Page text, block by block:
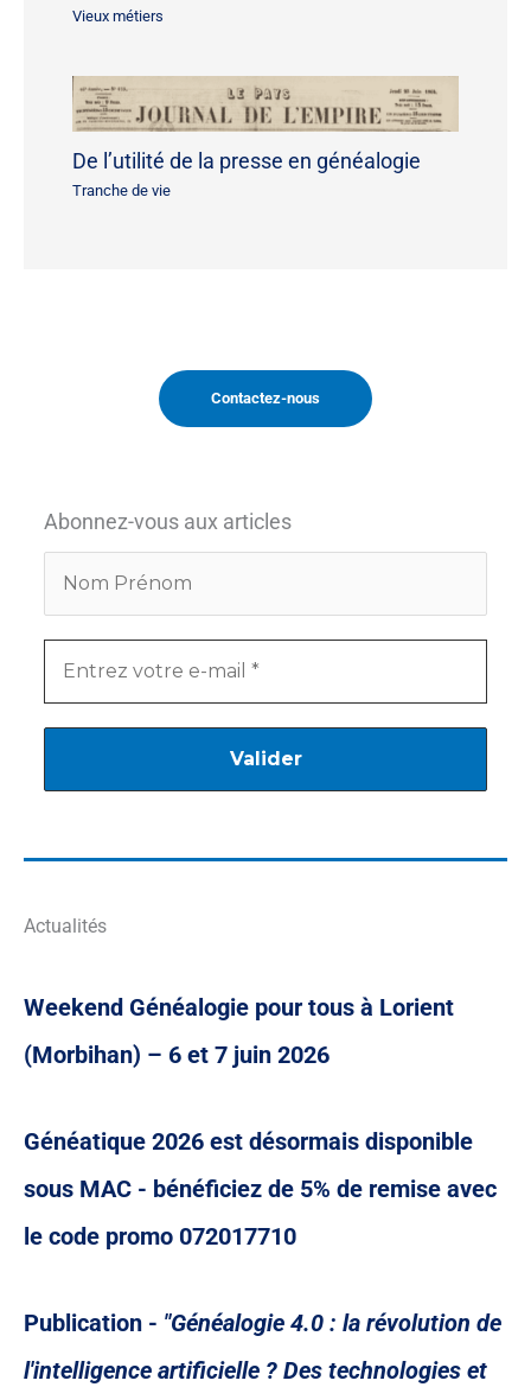
Vieux métiers
De l’utilité de la presse en généalogie
Tranche de vie
Contactez-nous
Abonnez-vous aux articles
Actualités
Weekend Généalogie pour tous à Lorient
(Morbihan) – 6 et 7 juin 2026
Généatique 2026 est désormais disponible
sous MAC - bénéficiez de 5% de remise avec
le code promo 072017710
Publication - "Généalogie 4.0 : la révolution de
l'intelligence artificielle ? Des technologies et